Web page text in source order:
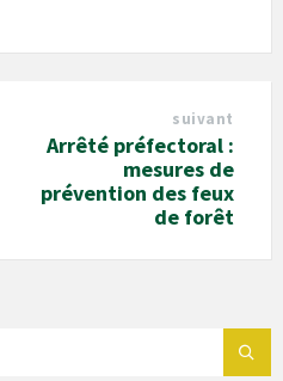
suivant
Arrêté préfectoral :
mesures de
prévention des feux
de forêt